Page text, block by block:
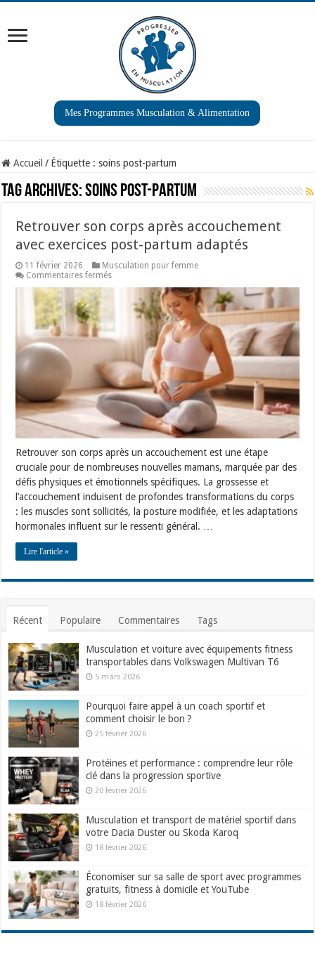
Mes Programmes Musculation & Alimentation
Accueil / Étiquette :soins post-partum
Tag Archives:soins post-partum
Retrouver son corps après accouchement
avec exercices post-partum adaptés
11 février 2026
Musculation pour femme
Commentaires ferméssur
corps
après
accouchement
avec
exercices
partum
adaptés
Retrouver son corps après un accouchement est une étape
cruciale pour de nombreuses nouvelles mamans, marquée par des
défis physiques et émotionnels spécifiques. La grossesse et
l’accouchement induisent de profondes transformations du corps
: les muscles sont sollicités, la posture modifiée, et les adaptations
hormonales influent sur le ressenti général. …
Lire l'article »
Récent Populaire Commentaires Tags
Musculation et voiture avec équipements fitness
transportables dans Volkswagen Multivan T6
5 mars 2026
Pourquoi faire appel à un coach sportif et
comment choisir le bon ?
25 février 2026
Protéines et performance : comprendre leur rôle
clé dans la progression sportive
20 février 2026
Musculation et transport de matériel sportif dans
votre Dacia Duster ou Skoda Karoq
18 février 2026
Économiser sur sa salle de sport avec programmes
gratuits, fitness à domicile et YouTube
18 février 2026